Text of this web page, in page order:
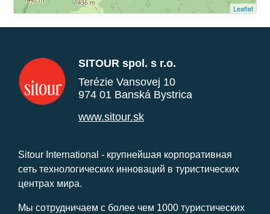
Leaflet
SITOUR spol. s r.o.
Terézie Vansovej 10
974 01 Banská Bystrica
www.sitour.sk
Sitour International - крупнейшая корпоративная
сеть технологических инноваций в туристических
центрах мира.
Мы сотрудничаем с более чем 1000 туристических